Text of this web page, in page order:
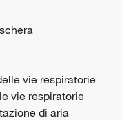
vie respiratorie
vie respiratorie
di aria